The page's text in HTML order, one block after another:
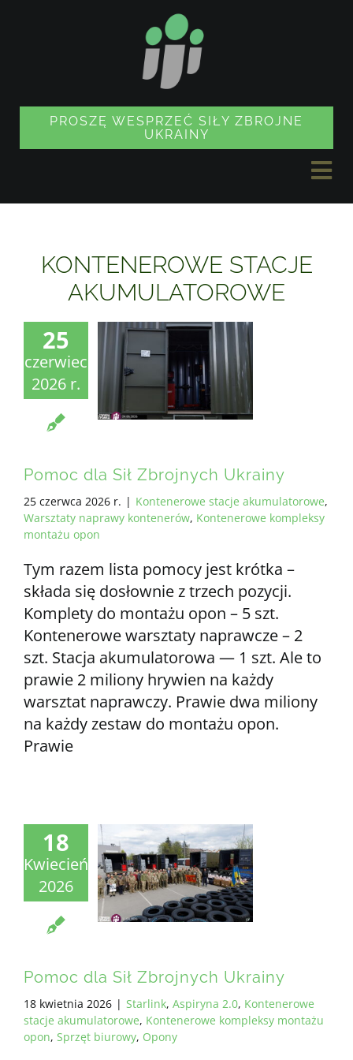
PROSZĘ WESPRZEĆ SIŁY ZBROJNE
UKRAINY
PROJEKTY
SKLEP Z PAMIĄTKAMI
WSZYSTKIE WYMAGANIA
PL
KONTENEROWE STACJE
AKUMULATOROWE
25
czerwiec
2026 r.
Pomoc dla Sił Zbrojnych Ukrainy
25 czerwca 2026 r. | Kontenerowe stacje akumulatorowe,
Warsztaty naprawy kontenerów, Kontenerowe kompleksy
montażu opon
Tym razem lista pomocy jest krótka –
składa się dosłownie z trzech pozycji.
Komplety do montażu opon – 5 szt.
Kontenerowe warsztaty naprawcze – 2
szt. Stacja akumulatorowa — 1 szt. Ale to
prawie 2 miliony hrywien na każdy
warsztat naprawczy. Prawie dwa miliony
na każdy zestaw do montażu opon.
Prawie
18
Kwiecień
2026
Pomoc dla Sił Zbrojnych Ukrainy
18 kwietnia 2026 | Starlink, Aspiryna 2.0, Kontenerowe
stacje akumulatorowe, Kontenerowe kompleksy montażu
opon, Sprzęt biurowy, Opony